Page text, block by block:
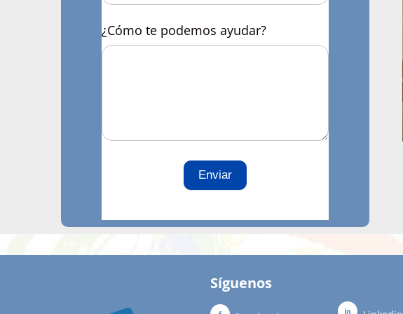
¿Cómo te podemos ayudar?
Enviar
Síguenos